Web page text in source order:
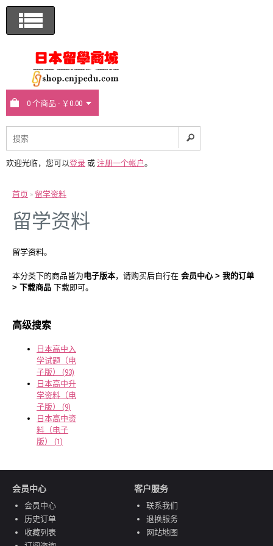
0 个商品 - ￥0.00
欢迎光临，您可以登录 或 注册一个帐户。
首页 » 留学资料
留学资料
留学资料。
本分类下的商品皆为电子版本，请购买后自行在 会员中心 > 我的订单
> 下载商品 下载即可。
高级搜索
日本高中入
学试题（电
子版） (93)
日本高中升
学资料（电
子版） (9)
日本高中资
料（电子
版） (1)
会员中心
会员中心
历史订单
收藏列表
客户服务
联系我们
退换服务
网站地图